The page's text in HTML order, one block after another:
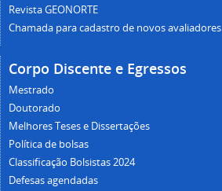
Revista GEONORTE
Chamada para cadastro de novos avaliadores
Corpo Discente e Egressos
Mestrado
Doutorado
Melhores Teses e Dissertações
Política de bolsas
Classificação Bolsistas 2024
Defesas agendadas